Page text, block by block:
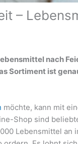
–
nach
Sortiment ist
möchte, kann mit
Shop sind
Lebensmittel